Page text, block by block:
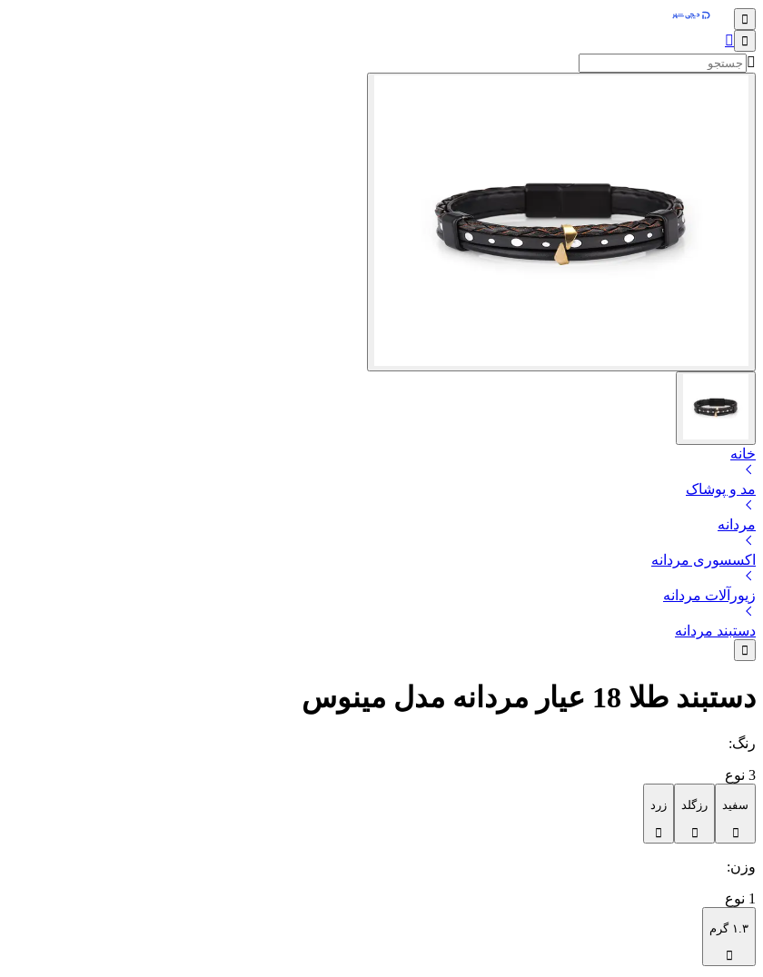
خانه
مد و پوشاک
مردانه‌
اکسسوری مردانه
زیورآلات مردانه
دستبند مردانه
دستبند طلا 18 عیار مردانه مدل مینوس
رنگ:
3 نوع
سفید رزگلد زرد
وزن:
1 نوع
۱.۳ گرم